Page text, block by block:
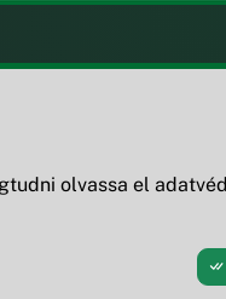
KAPCSOLAT
olvassa el